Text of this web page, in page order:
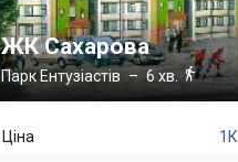
ЖК Сахарова
Парк Ентузіастів– 6 хв. 
1К
Ціна